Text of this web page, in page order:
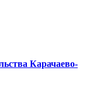
Карачаево-